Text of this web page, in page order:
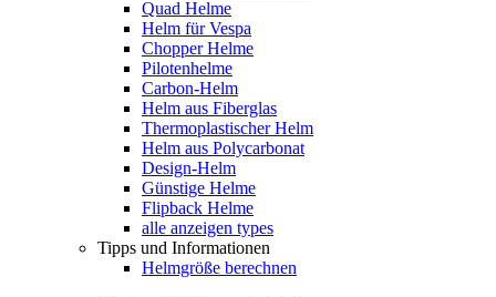
Quad Helme
Helm für Vespa
Chopper Helme
Pilotenhelme
Carbon-Helm
Helm aus Fiberglas
Thermoplastischer Helm
Helm aus Polycarbonat
Design-Helm
Günstige Helme
Flipback Helme
alle anzeigen types
Tipps und Informationen
Helmgröße berechnen